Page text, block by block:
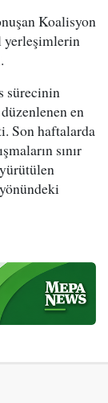
Koalisyon
yerleşimlerin
sürecinin
en
Son haftalarda
sınır